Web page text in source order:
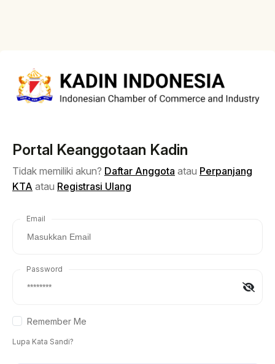
Portal Keanggotaan Kadin
Tidak memiliki akun? Daftar Anggota atau Perpanjang
KTA atau Registrasi Ulang
Email
Password
Remember Me
Lupa Kata Sandi?